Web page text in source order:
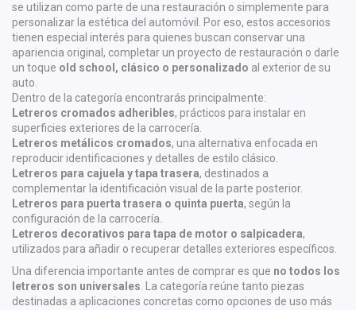
se utilizan como parte de una restauración o simplemente para
personalizar la estética del automóvil. Por eso, estos accesorios
tienen especial interés para quienes buscan conservar una
apariencia original, completar un proyecto de restauración o darle
un toque old school, clásico o personalizado al exterior de su
auto.
Dentro de la categoría encontrarás principalmente:
Letreros cromados adheribles, prácticos para instalar en
superficies exteriores de la carrocería.
Letreros metálicos cromados, una alternativa enfocada en
reproducir identificaciones y detalles de estilo clásico.
Letreros para cajuela y tapa trasera, destinados a
complementar la identificación visual de la parte posterior.
Letreros para puerta trasera o quinta puerta, según la
configuración de la carrocería.
Letreros decorativos para tapa de motor o salpicadera,
utilizados para añadir o recuperar detalles exteriores específicos.
Una diferencia importante antes de comprar es que no todos los
letreros son universales. La categoría reúne tanto piezas
destinadas a aplicaciones concretas como opciones de uso más